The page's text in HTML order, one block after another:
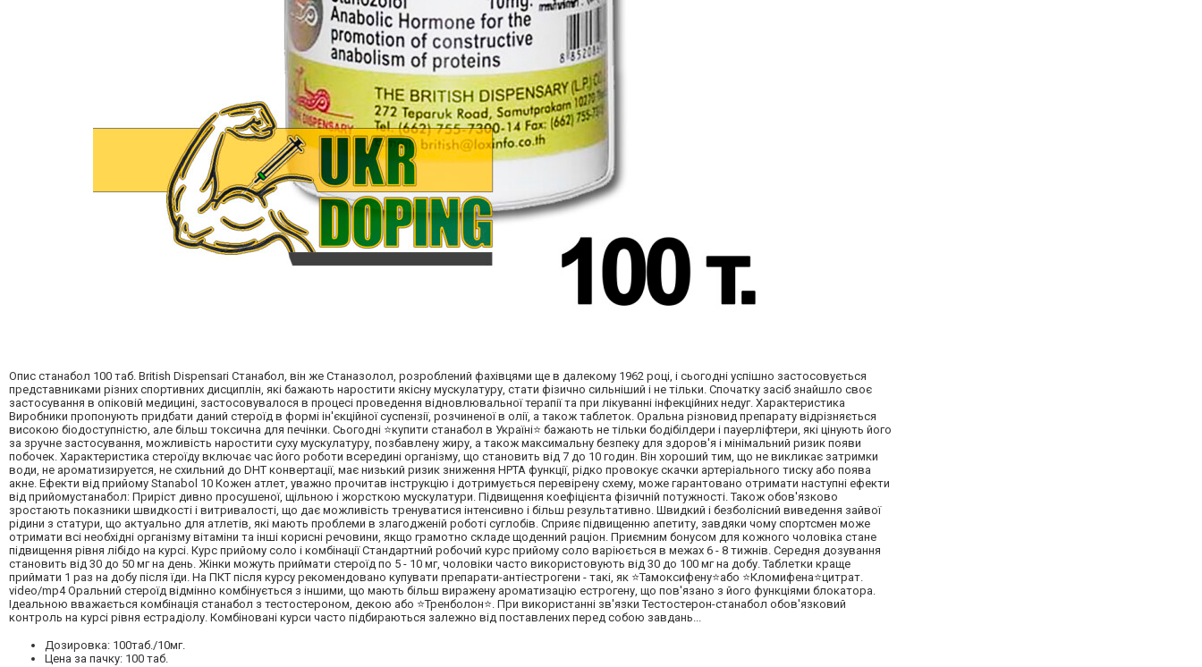
Опис станабол 100 таб. British Dispensari Станабол, він же Станазолол, розроблений фахівцями ще в далекому 1962 році, і сьогодні успішно застосовується
представниками різних спортивних дисциплін, які бажають наростити якісну мускулатуру, стати фізично сильніший і не тільки. Спочатку засіб знайшло своє
застосування в опіковій медицині, застосовувалося в процесі проведення відновлювальної терапії та при лікуванні інфекційних недуг. Характеристика
Виробники пропонують придбати даний стероїд в формі ін'єкційної суспензії, розчиненої в олії, а також таблеток. Оральна різновид препарату відрізняється
високою біодоступністю, але більш токсична для печінки. Сьогодні ⭐купити станабол в Україні⭐ бажають не тільки бодібілдери і пауерліфтери, які цінують його
за зручне застосування, можливість наростити суху мускулатуру, позбавлену жиру, а також максимальну безпеку для здоров'я і мінімальний ризик появи
побочек. Характеристика стероїду включає час його роботи всередині організму, що становить від 7 до 10 годин. Він хороший тим, що не викликає затримки
води, не ароматизируется, не схильний до DHT конвертації, має низький ризик зниження HPTA функції, рідко провокує скачки артеріального тиску або поява
акне. Ефекти від прийому Stanabol 10 Кожен атлет, уважно прочитав інструкцію і дотримується перевірену схему, може гарантовано отримати наступні ефекти
від прийомустанабол: Приріст дивно просушеної, щільною і жорсткою мускулатури. Підвищення коефіцієнта фізичній потужності. Також обов'язково
зростають показники швидкості і витривалості, що дає можливість тренуватися інтенсивно і більш результативно. Швидкий і безболісний виведення зайвої
рідини з статури, що актуально для атлетів, які мають проблеми в злагодженій роботі суглобів. Сприяє підвищенню апетиту, завдяки чому спортсмен може
отримати всі необхідні організму вітаміни та інші корисні речовини, якщо грамотно складе щоденний раціон. Приємним бонусом для кожного чоловіка стане
підвищення рівня лібідо на курсі. Курс прийому соло і комбінації Стандартний робочий курс прийому соло варіюється в межах 6 - 8 тижнів. Середня дозування
становить від 30 до 50 мг на день. Жінки можуть приймати стероїд по 5 - 10 мг, чоловіки часто використовують від 30 до 100 мг на добу. Таблетки краще
приймати 1 раз на добу після їди. На ПКТ після курсу рекомендовано купувати препарати-антіестрогени - такі, як ⭐Тамоксифену⭐або ⭐Кломифена⭐цитрат.
video/mp4 Оральний стероїд відмінно комбінується з іншими, що мають більш виражену ароматизацію естрогену, що пов'язано з його функціями блокатора.
Ідеальною вважається комбінація станабол з тестостероном, декою або ⭐Тренболон⭐. При використанні зв'язки Тестостерон-станабол обов'язковий
контроль на курсі рівня естрадіолу. Комбіновані курси часто підбираються залежно від поставлених перед собою завдань...
Дозировка: 100таб./10мг.
Цена за пачку: 100 таб.